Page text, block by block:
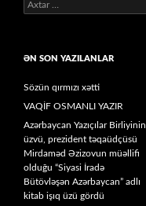
Axtarış:
ƏN SON YAZILANLAR
Sözün qırmızı xətti
VAQİF OSMANLI YAZIR
Azərbaycan Yazıçılar Birliyinin
üzvü, prezident təqaüdçüsü
Mirdaməd Əzizovun müəllifi
olduğu “Siyasi İradə
Bütövləşən Azərbaycan” adlı
kitab işıq üzü gördü